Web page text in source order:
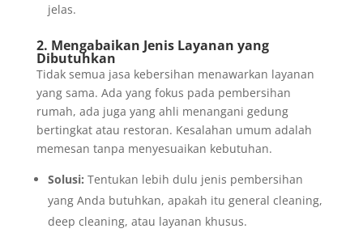
jelas.
2. Mengabaikan Jenis Layanan yang
Dibutuhkan
Tidak semua jasa kebersihan menawarkan layanan
yang sama. Ada yang fokus pada pembersihan
rumah, ada juga yang ahli menangani gedung
bertingkat atau restoran. Kesalahan umum adalah
memesan tanpa menyesuaikan kebutuhan.
Solusi: Tentukan lebih dulu jenis pembersihan
yang Anda butuhkan, apakah itu general cleaning,
deep cleaning, atau layanan khusus.